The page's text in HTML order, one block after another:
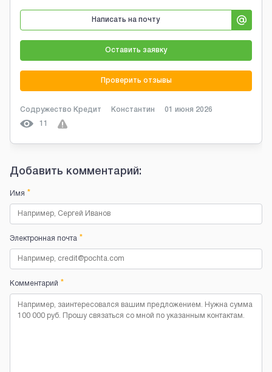
Написать на почту
Оставить заявку
Проверить отзывы
Содружество Кредит Константин 01 июня 2026
11
Добавить комментарий:
Имя *
Электронная почта *
Комментарий *